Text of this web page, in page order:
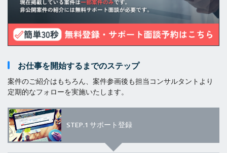
お仕事を開始するまでのステップ
案件のご紹介はもちろん、案件参画後も担当コンサルタントより
定期的なフォローを実施いたします。
STEP.1 サポート登録